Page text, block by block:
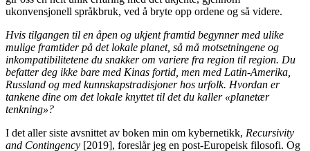
ukonvensjonell språkbruk, ved å bryte opp ordene og så videre.
Hvis tilgangen til en åpen og ukjent framtid begynner med ulike
mulige framtider på det lokale planet, så må motsetningene og
inkompatibilitetene du snakker om variere fra region til region. Du
befatter deg ikke bare med Kinas fortid, men med Latin-Amerika,
Russland og med kunnskapstradisjoner hos urfolk. Hvordan er
tankene dine om det lokale knyttet til det du kaller «planetær
tenkning»?
I det aller siste avsnittet av boken min om kybernetikk, Recursivity
and Contingency [2019], foreslår jeg en post-Europeisk filosofi. Og